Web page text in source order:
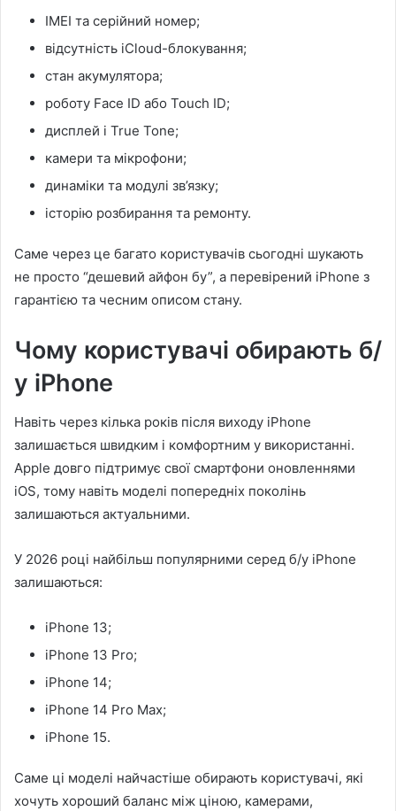
IMEI та серійний номер;
відсутність iCloud-блокування;
стан акумулятора;
роботу Face ID або Touch ID;
дисплей і True Tone;
камери та мікрофони;
динаміки та модулі зв’язку;
історію розбирання та ремонту.
Саме через це багато користувачів сьогодні шукають
не просто “дешевий айфон бу”, а перевірений iPhone з
гарантією та чесним описом стану.
Чому користувачі обирають б/
у iPhone
Навіть через кілька років після виходу iPhone
залишається швидким і комфортним у використанні.
Apple довго підтримує свої смартфони оновленнями
iOS, тому навіть моделі попередніх поколінь
залишаються актуальними.
У 2026 році найбільш популярними серед б/у iPhone
залишаються:
iPhone 13;
iPhone 13 Pro;
iPhone 14;
iPhone 14 Pro Max;
iPhone 15.
Саме ці моделі найчастіше обирають користувачі, які
хочуть хороший баланс між ціною, камерами,